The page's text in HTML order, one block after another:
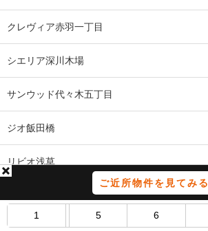
ご近所物件を見てみる
1 5 6
クレヴィア赤羽一丁目
シエリア深川木場
サンウッド代々木五丁目
ジオ飯田橋
リビオ浅草
イニシア金町レジデンス
ルジェンテ文京護国寺